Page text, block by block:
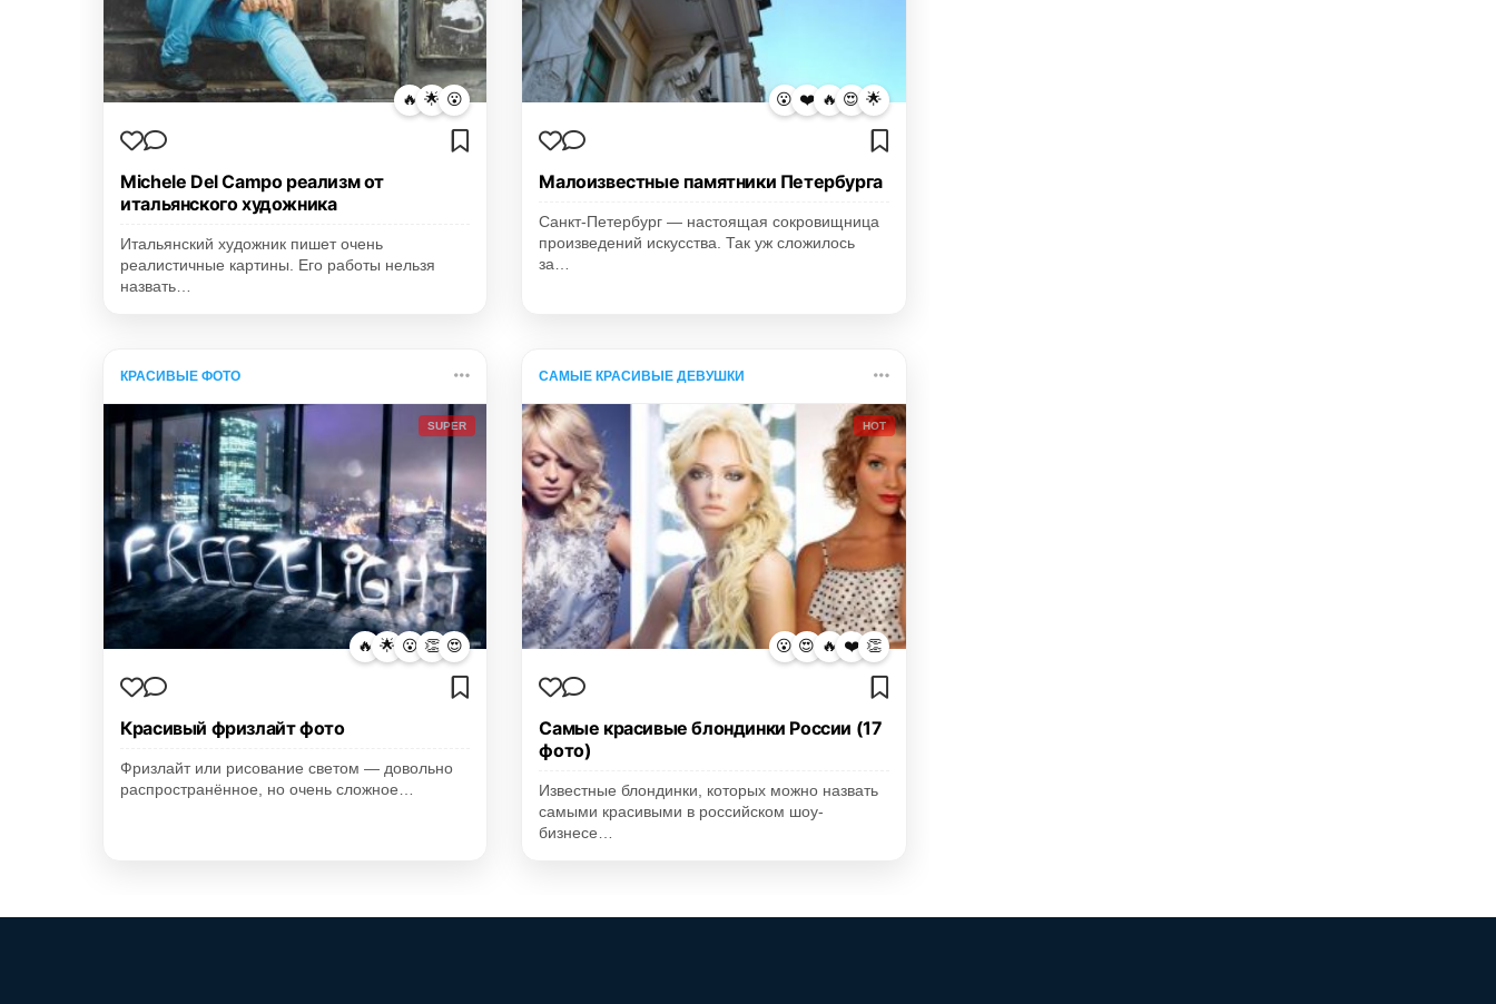
🔥 🌟 😮
Michele Del Campo реализм от
итальянского художника
Итальянский художник пишет очень
реалистичные картины. Его работы нельзя
назвать…
😮 ❤️ 🔥 😍 🌟
Малоизвестные памятники Петербурга
Санкт-Петербург — настоящая сокровищница
произведений искусства. Так уж сложилось
за…
КРАСИВЫЕ ФОТО
SUPER
🔥 🌟 😮 👏 😍
Красивый фризлайт фото
Фризлайт или рисование светом — довольно
распространённое, но очень сложное…
САМЫЕ КРАСИВЫЕ ДЕВУШКИ
HOT
😮 😍 🔥 ❤️ 👏
Самые красивые блондинки России (17
фото)
Известные блондинки, которых можно назвать
самыми красивыми в российском шоу-
бизнесе…